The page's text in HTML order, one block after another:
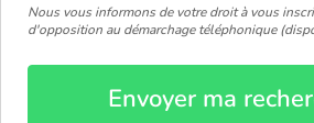
Nous vous informons de votre droit à vous
d'opposition au démarchage téléphonique
Envoyer ma